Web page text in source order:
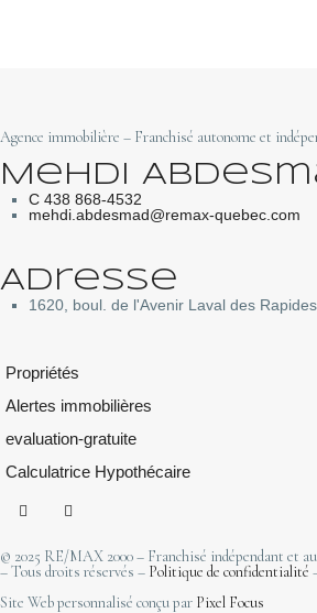
Agence immobilière – Franchisé autonome et
Mehdi
C 438 868-4532
mehdi.abdesmad@remax-quebec.com
Adresse
1620, boul. de l'Avenir Laval des
Propriétés
Alertes immobilières
evaluation-gratuite
Calculatrice Hypothécaire
© 2025 RE/MAX 2000 – Franchisé indépendant et
– Tous droits réservés – Politique de confidentialité
Site Web personnalisé conçu par Pixel Focus